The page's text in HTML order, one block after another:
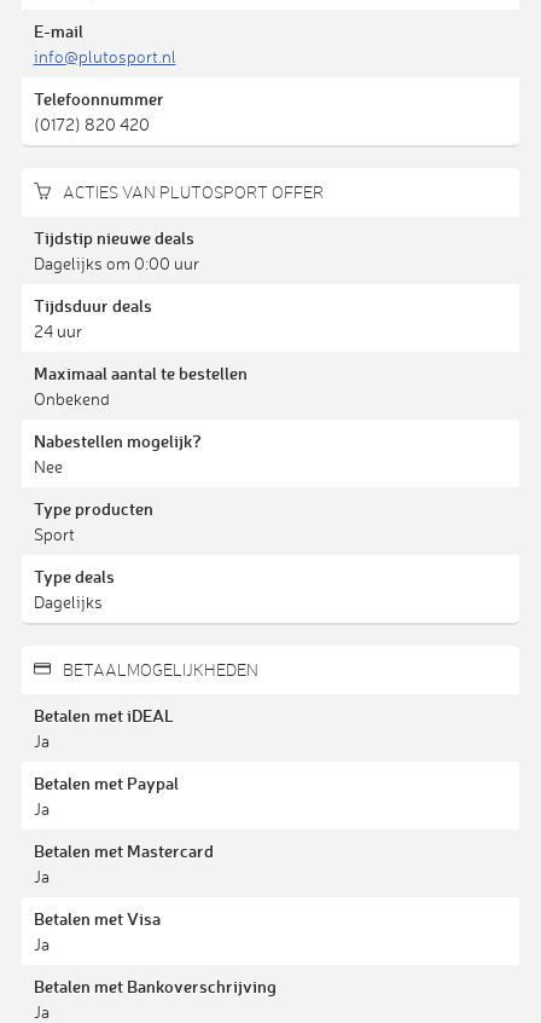
E-mail
info@plutosport.nl
Telefoonnummer
(0172) 820 420
ACTIES VAN PLUTOSPORT OFFER
Tijdstip nieuwe deals
Dagelijks om 0:00 uur
Tijdsduur deals
24 uur
Maximaal aantal te bestellen
Onbekend
Nabestellen mogelijk?
Nee
Type producten
Sport
Type deals
Dagelijks
BETAALMOGELIJKHEDEN
Betalen met iDEAL
Ja
Betalen met Paypal
Ja
Betalen met Mastercard
Ja
Betalen met Visa
Ja
Betalen met Bankoverschrijving
Ja